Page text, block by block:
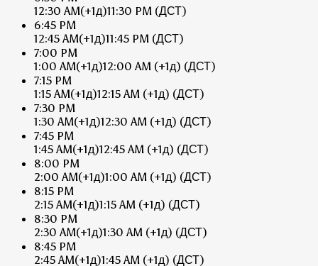
12:30 AM(+1д)11:30 PM (ДСТ)
6:45 PM
12:45 AM(+1д)11:45 PM (ДСТ)
7:00 PM
1:00 AM(+1д)12:00 AM (+1д) (ДСТ)
7:15 PM
1:15 AM(+1д)12:15 AM (+1д) (ДСТ)
7:30 PM
1:30 AM(+1д)12:30 AM (+1д) (ДСТ)
7:45 PM
1:45 AM(+1д)12:45 AM (+1д) (ДСТ)
8:00 PM
2:00 AM(+1д)1:00 AM (+1д) (ДСТ)
8:15 PM
2:15 AM(+1д)1:15 AM (+1д) (ДСТ)
8:30 PM
2:30 AM(+1д)1:30 AM (+1д) (ДСТ)
8:45 PM
2:45 AM(+1д)1:45 AM (+1д) (ДСТ)